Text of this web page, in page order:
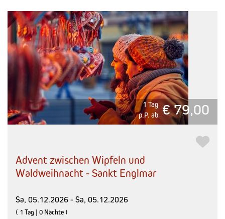
1 Tag
p.P. ab € 79,00
Advent zwischen Wipfeln und
Waldweihnacht - Sankt Englmar
Sa, 05.12.2026 - Sa, 05.12.2026
( 1 Tag | 0 Nächte )